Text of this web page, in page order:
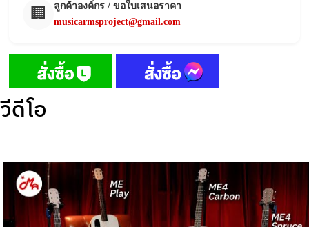
🏢
ลูกค้าองค์กร / ขอใบเสนอราคา
musicarmsproject@gmail.com
วีดีโอ